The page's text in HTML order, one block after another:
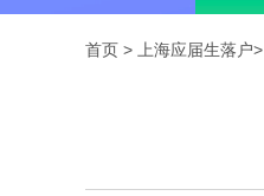
首页 > 上海应届生落户>